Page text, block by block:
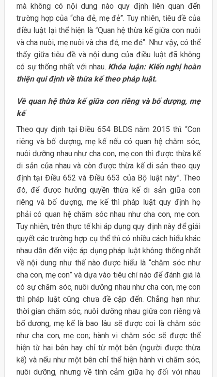
mà không có nội dung nào quy định liên quan đến
trường hợp của “cha đẻ, mẹ đẻ”. Tuy nhiên, tiêu đề của
điều luật lại thể hiện là “Quan hệ thừa kế giữa con nuôi
và cha nuôi, mẹ nuôi và cha đẻ, mẹ đẻ”. Như vậy, có thể
thấy giữa tiêu đề và nội dung của điều luật đã không
có sự thống nhất với nhau. Khóa luận: Kiến nghị hoàn
thiện qui định về thừa kế theo pháp luật.
Về quan hệ thừa kế giữa con riêng và bố dượng, mẹ
kế
Theo quy định tại Điều 654 BLDS năm 2015 thì: “Con
riêng và bố dượng, mẹ kế nếu có quan hệ chăm sóc,
nuôi dưỡng nhau như cha con, mẹ con thì được thừa kế
di sản của nhau và còn được thừa kế di sản theo quy
định tại Điều 652 và Điều 653 của Bộ luật này”. Theo
đó, để được hưởng quyền thừa kế di sản giữa con
riêng và bố dượng, mẹ kế thì pháp luật quy định họ
phải có quan hệ chăm sóc nhau như cha con, mẹ con.
Tuy nhiên, trên thực tế khi áp dụng quy định này để giải
quyết các trường hợp cụ thể thì có nhiều cách hiểu khác
nhau dẫn đến việc áp dụng pháp luật không thống nhất
về nội dung như thế nào được hiểu là “chăm sóc như
cha con, mẹ con” và dựa vào tiêu chí nào để đánh giá là
có sự chăm sóc, nuôi dưỡng nhau như cha con, mẹ con
thì pháp luật cũng chưa đề cập đến. Chẳng hạn như:
thời gian chăm sóc, nuôi dưỡng nhau giữa con riêng và
bố dượng, mẹ kế là bao lâu sẽ được coi là chăm sóc
như cha con, mẹ con; hành vi chăm sóc sẽ được thể
hiện từ hai bên hay chỉ từ một bên (người được thừa
kế) và nếu như một bên chỉ thể hiện hành vi chăm sóc,
nuôi dưỡng, nhưng về tình cảm giữa họ đối với nhau